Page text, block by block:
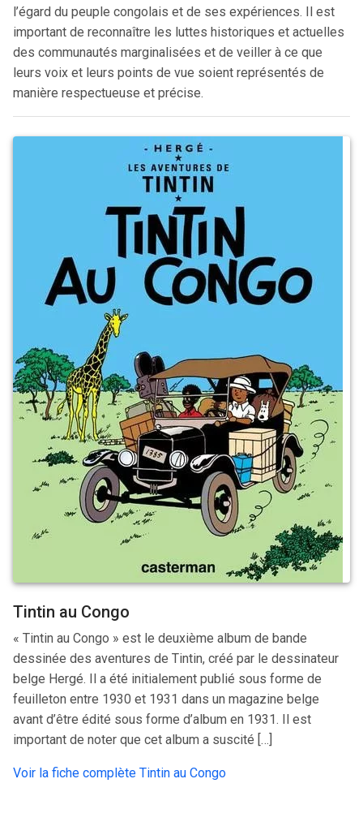
l’égard du peuple congolais et de ses expériences. Il est
important de reconnaître les luttes historiques et actuelles
des communautés marginalisées et de veiller à ce que
leurs voix et leurs points de vue soient représentés de
manière respectueuse et précise.
Tintin au Congo
« Tintin au Congo » est le deuxième album de bande
dessinée des aventures de Tintin, créé par le dessinateur
belge Hergé. Il a été initialement publié sous forme de
feuilleton entre 1930 et 1931 dans un magazine belge
avant d’être édité sous forme d’album en 1931. Il est
important de noter que cet album a suscité […]
Voir la fiche complète Tintin au Congo